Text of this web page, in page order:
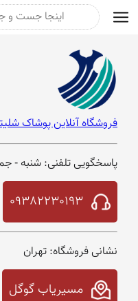
فروشگاه آنلاین پوشاک
پاسخگویی تلفنی: شنبه - جمعه :
09382230193
نشانی فروشگاه: تهران
مسیریاب گوگل